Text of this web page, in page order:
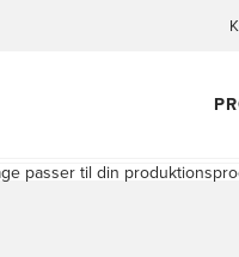
passer til din